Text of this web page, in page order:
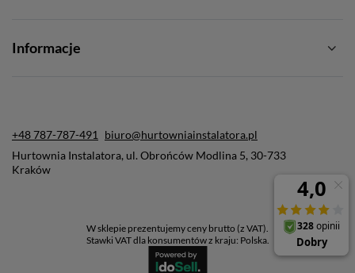
Informacje
+48 787-787-491
biuro@hurtowniainstalatora.pl
Hurtownia Instalatora, ul. Obrońców Modlina 5, 30-733
Kraków
W sklepie prezentujemy ceny brutto (z VAT).
Stawki VAT dla konsumentów z kraju: Polska.